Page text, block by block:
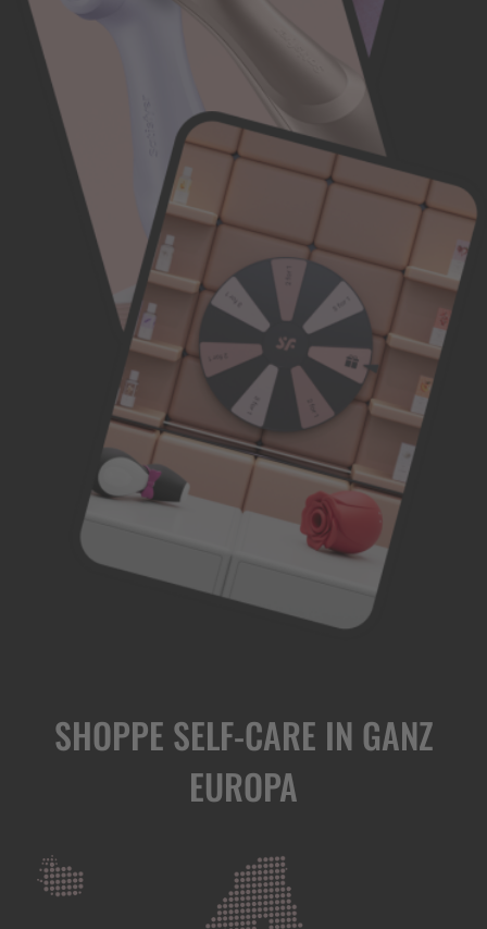
SHOPPE SELF-CARE IN GANZ
EUROPA